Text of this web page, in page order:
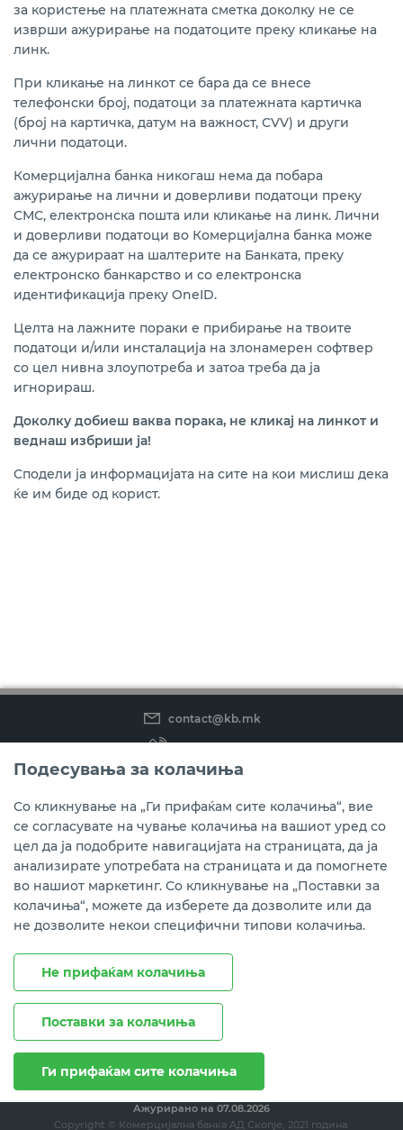
за користење на платежната сметка доколку не се
изврши ажурирање на податоците преку кликање на
линк.
При кликање на линкот се бара да се внесе
телефонски број, податоци за платежната картичка
(број на картичка, датум на важност, CVV) и други
лични податоци.
Комерцијална банка никогаш нема да побара
ажурирање на лични и доверливи податоци преку
СМС, електронска пошта или кликање на линк. Лични
и доверливи податоци во Комерцијална банка може
да се ажурираат на шалтерите на Банката, преку
електронско банкарство и со електронска
идентификација преку OneID.
Целта на лажните пораки е прибирање на твоите
податоци и/или инсталација на злонамерен софтвер
со цел нивна злоупотреба и затоа треба да ја
игнорираш.
Доколку добиеш ваква порака, не кликај на линкот и
веднаш избриши ја!
Сподели ја информацијата на сите на кои мислиш дека
ќе им биде од корист.
contact@kb.mk
(02) 3 296 800
Instagram
LinkedIn
Youtube
Преземете ја мобилната апликација мБанка.
Политика за колачиња
Ажурирано на 07.08.2026
Copyright © Комерцијална банка АД Скопје, 2021 година.
Подесувања за колачиња
Со кликнување на „Ги прифаќам сите колачиња“, вие
се согласувате на чување колачиња на вашиот уред со
цел да ја подобрите навигацијата на страницата, да ја
анализирате употребата на страницата и да помогнете
во нашиот маркетинг. Со кликнување на „Поставки за
колачиња“, можете да изберете да дозволите или да
не дозволите некои специфични типови колачиња.
Не прифаќам колачиња
Поставки за колачиња
Ги прифаќам сите колачиња